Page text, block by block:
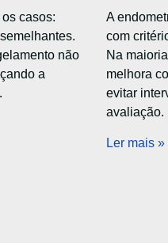
casos:
não
a
A
com
Na
melhora
evitar
avaliação.
Ler mais »